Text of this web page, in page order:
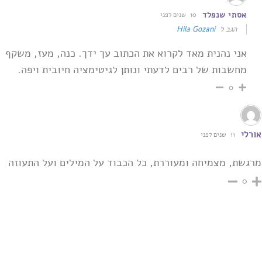
אסתי שנפלד 10 שנים לפני
הגב לHila Gozani
אני נהנית מאד לקרוא את הכתוב עך ידך. כנה, מעז, משקף
מחשבות של רבים לדעתי ונותן לגיטימציה חיובית ויפה.
0
אורלי 11 שנים לפני
מרגשת, מצמיחה ומעוררת, כל הכבוד על המילים ועל התעוזה
0